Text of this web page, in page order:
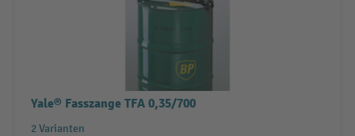
Yale® Fasszange TFA 0,35/700
2 Varianten